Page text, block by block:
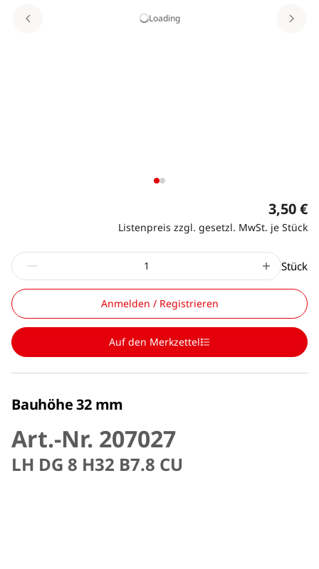
Loading
3,50 €
Listenpreis zzgl. gesetzl. MwSt. je Stück
Stück
Anmelden / Registrieren
Auf den Merkzettel
Bauhöhe 32 mm
Art.-Nr. 207027
LH DG 8 H32 B7.8 CU